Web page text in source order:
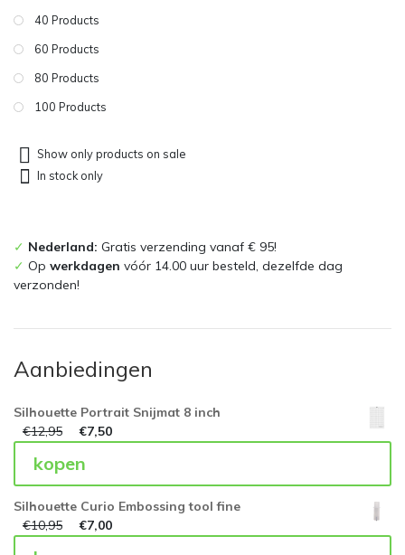
40 Products
60 Products
80 Products
100 Products
Show only products on sale
In stock only
✓ Nederland: Gratis verzending vanaf € 95!
✓ Op werkdagen vóór 14.00 uur besteld, dezelfde dag
verzonden!
Aanbiedingen
Silhouette Portrait Snijmat 8 inch
€12,95 €7,50
kopen
Silhouette Curio Embossing tool fine
€10,95 €7,00